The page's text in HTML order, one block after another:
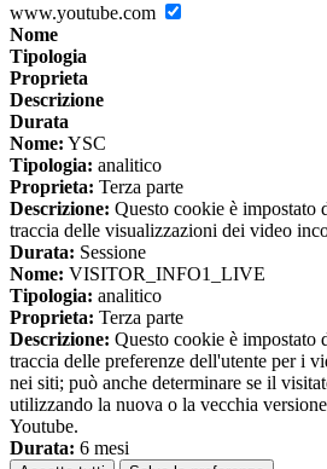
www.youtube.com
Nome
Tipologia
Proprieta
Descrizione
Durata
Nome: YSC
Tipologia: analitico
Proprieta: Terza parte
Descrizione: Questo cookie è impostato
traccia delle visualizzazioni dei video
Durata: Sessione
Nome: VISITOR_INFO1_LIVE
Tipologia: analitico
Proprieta: Terza parte
Descrizione: Questo cookie è impostato
traccia delle preferenze dell'utente per i
nei siti; può anche determinare se il
utilizzando la nuova o la vecchia
Youtube.
Durata: 6 mesi